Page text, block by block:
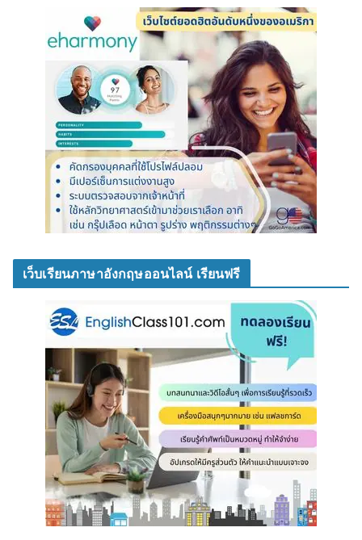
เว็บเรียนภาษาอังกฤษออนไลน์ เรียนฟรี